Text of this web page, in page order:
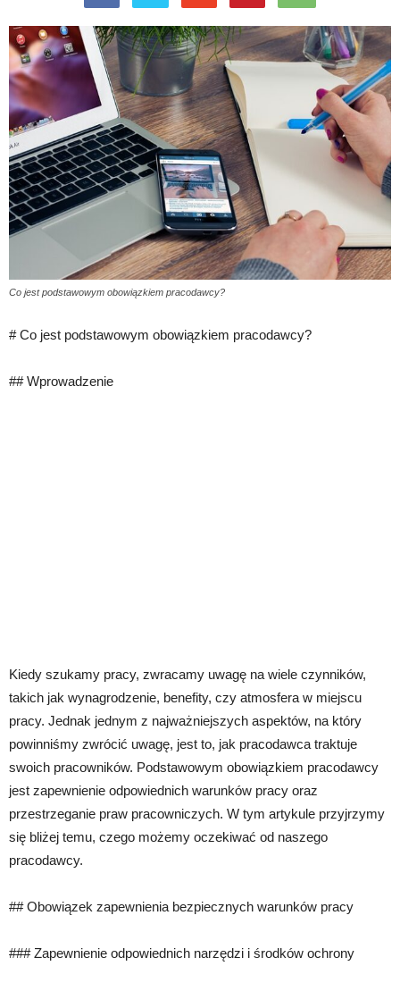
Co jest podstawowym obowiązkiem pracodawcy?
# Co jest podstawowym obowiązkiem pracodawcy?
## Wprowadzenie
Kiedy szukamy pracy, zwracamy uwagę na wiele czynników,
takich jak wynagrodzenie, benefity, czy atmosfera w miejscu
pracy. Jednak jednym z najważniejszych aspektów, na który
powinniśmy zwrócić uwagę, jest to, jak pracodawca traktuje
swoich pracowników. Podstawowym obowiązkiem pracodawcy
jest zapewnienie odpowiednich warunków pracy oraz
przestrzeganie praw pracowniczych. W tym artykule przyjrzymy
się bliżej temu, czego możemy oczekiwać od naszego
pracodawcy.
## Obowiązek zapewnienia bezpiecznych warunków pracy
### Zapewnienie odpowiednich narzędzi i środków ochrony